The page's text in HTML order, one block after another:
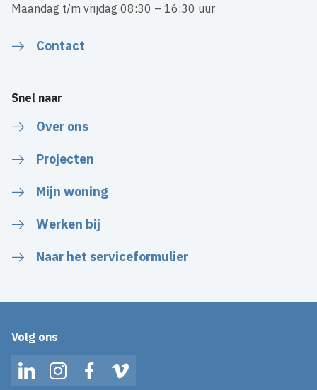
Maandag t/m vrijdag 08:30 – 16:30 uur
Contact
Snel naar
Over ons
Projecten
Mijn woning
Werken bij
Naar het serviceformulier
Volg ons
LinkedInInstagramFacebookVimeo